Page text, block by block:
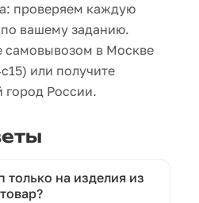
проверяем каждую
вашему заданию.
самовывозом в Москве
или получите
России.
только на изделия из